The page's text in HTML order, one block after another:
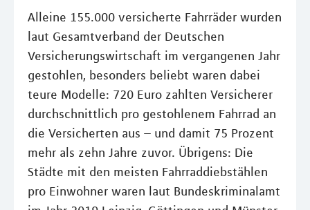
Alleine 155.000 versicherte Fahrräder wurden
laut Gesamtverband der Deutschen
Versicherungswirtschaft im vergangenen Jahr
gestohlen, besonders beliebt waren dabei
teure Modelle: 720 Euro zahlten Versicherer
durchschnittlich pro gestohlenem Fahrrad an
die Versicherten aus – und damit 75 Prozent
mehr als zehn Jahre zuvor. Übrigens: Die
Städte mit den meisten Fahrraddiebstählen
pro Einwohner waren laut Bundeskriminalamt